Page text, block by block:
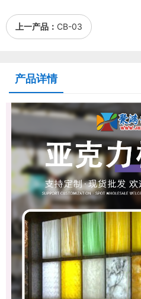
上一产品： CB-03
产品详情